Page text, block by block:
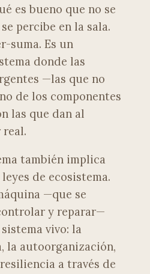
es bueno que no se
percibe en la sala.
suma. Es un
donde las
—las que no
de los componentes
las que dan al
también implica
de ecosistema.
—que se
y reparar—
vivo: la
la autoorganización,
a través de